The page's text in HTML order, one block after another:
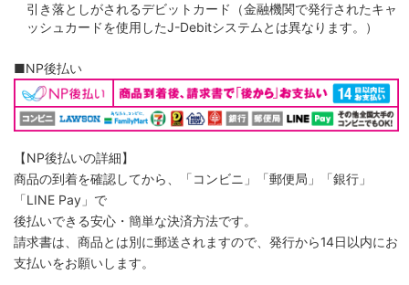
引き落としがされるデビットカード（金融機関で発行されたキャ
ッシュカードを使用したJ-Debitシステムとは異なります。）
■NP後払い
【NP後払いの詳細】
商品の到着を確認してから、「コンビニ」「郵便局」「銀行」
「LINE Pay」で
後払いできる安心・簡単な決済方法です。
請求書は、商品とは別に郵送されますので、発行から14日以内にお
支払いをお願いします。